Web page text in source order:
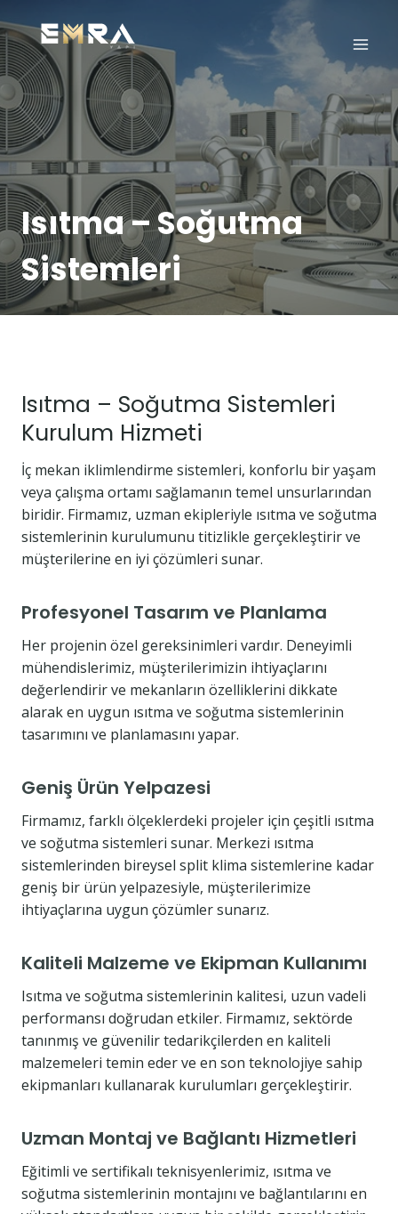
to
content
Isıtma – Soğutma
Sistemleri
Isıtma – Soğutma Sistemleri
Kurulum Hizmeti
İç mekan iklimlendirme sistemleri, konforlu bir yaşam
veya çalışma ortamı sağlamanın temel unsurlarından
biridir. Firmamız, uzman ekipleriyle ısıtma ve soğutma
sistemlerinin kurulumunu titizlikle gerçekleştirir ve
müşterilerine en iyi çözümleri sunar.
Profesyonel Tasarım ve Planlama
Her projenin özel gereksinimleri vardır. Deneyimli
mühendislerimiz, müşterilerimizin ihtiyaçlarını
değerlendirir ve mekanların özelliklerini dikkate
alarak en uygun ısıtma ve soğutma sistemlerinin
tasarımını ve planlamasını yapar.
Geniş Ürün Yelpazesi
Firmamız, farklı ölçeklerdeki projeler için çeşitli ısıtma
ve soğutma sistemleri sunar. Merkezi ısıtma
sistemlerinden bireysel split klima sistemlerine kadar
geniş bir ürün yelpazesiyle, müşterilerimize
ihtiyaçlarına uygun çözümler sunarız.
Kaliteli Malzeme ve Ekipman Kullanımı
Isıtma ve soğutma sistemlerinin kalitesi, uzun vadeli
performansı doğrudan etkiler. Firmamız, sektörde
tanınmış ve güvenilir tedarikçilerden en kaliteli
malzemeleri temin eder ve en son teknolojiye sahip
ekipmanları kullanarak kurulumları gerçekleştirir.
Uzman Montaj ve Bağlantı Hizmetleri
Eğitimli ve sertifikalı teknisyenlerimiz, ısıtma ve
soğutma sistemlerinin montajını ve bağlantılarını en